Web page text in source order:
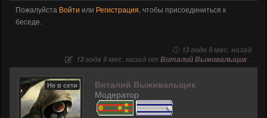
Пожалуйста Войти или Регистрация, чтобы присоединиться к
беседе.
13 года 9 мес. назад
13 года 9 мес. назад от Виталий Выживальщик .
Не в сети
Виталий Выживальщик
Модератор